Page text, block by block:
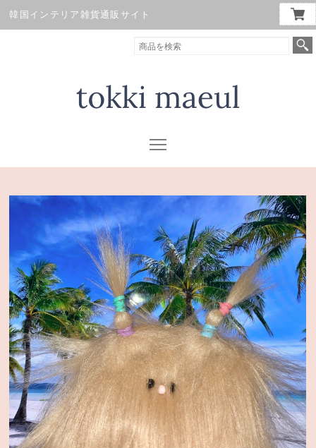
韓国インテリア雑貨通販サイト